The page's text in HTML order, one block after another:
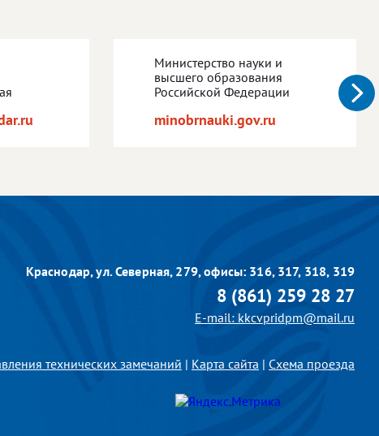
Министерство науки и
высшего образования
Российской Федерации
minobrnauki.gov.ru
Краснодар, ул. Северная, 279,офисы: 316, 317, 318, 319
8 (861) 259 28 27
E-mail: kkcvpridpm@mail.ru
технических замечаний | Карта сайта | Схема проезда